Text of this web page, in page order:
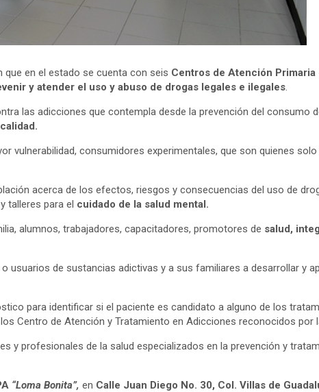
en el estado se cuenta con seis Centros de Atención
y atender el uso y abuso de drogas legales e ilegales.
las adicciones que contempla desde la prevención del consumo
vulnerabilidad, consumidores experimentales, que son quienes
acerca de los efectos, riesgos y consecuencias del uso de
talleres para el cuidado de la salud mental.
alumnos, trabajadores, capacitadores, promotores de salud,
usuarios de sustancias adictivas y a sus familiares a desarrollar y
para identificar si el paciente es candidato a alguno de los
Centro de Atención y Tratamiento en Adicciones reconocidos por
y profesionales de la salud especializados en la prevención y
“Loma Bonita”, en Calle Juan Diego No. 30, Col. Villas de